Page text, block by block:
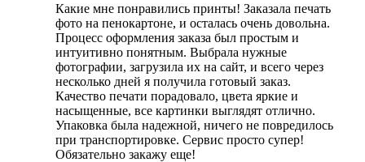
Какие мне понравились принты! Заказала печать
фото на пенокартоне, и осталась очень довольна.
Процесс оформления заказа был простым и
интуитивно понятным. Выбрала нужные
фотографии, загрузила их на сайт, и всего через
несколько дней я получила готовый заказ.
Качество печати порадовало, цвета яркие и
насыщенные, все картинки выглядят отлично.
Упаковка была надежной, ничего не повредилось
при транспортировке. Сервис просто супер!
Обязательно закажу еще!